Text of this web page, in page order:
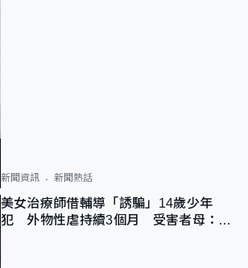
新聞資訊 新聞熱話
美女治療師借輔導「誘騙」14歲少年
犯 外物性虐持續3個月 受害者母：要